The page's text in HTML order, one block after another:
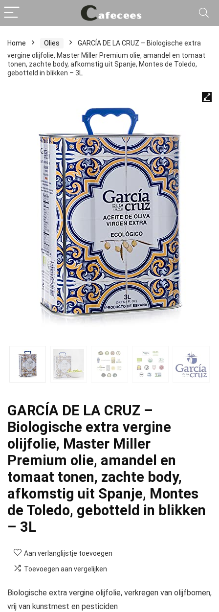
Home Olies
GARCÍA DE LA CRUZ – Biologische extra
vergine olijfolie, Master Miller Premium olie, amandel en tomaat
tonen, zachte body, afkomstig uit Spanje, Montes de Toledo,
gebotteld in blikken – 3L
GARCÍA DE LA CRUZ –
Biologische extra vergine
olijfolie, Master Miller
Premium olie, amandel en
tomaat tonen, zachte body,
afkomstig uit Spanje, Montes
de Toledo, gebotteld in blikken
– 3L
Aan verlanglijstje toevoegen
Toevoegen aan vergelijken
Biologische extra vergine olijfolie, verkregen van olijfbomen,
vrij van kunstmest en pesticiden